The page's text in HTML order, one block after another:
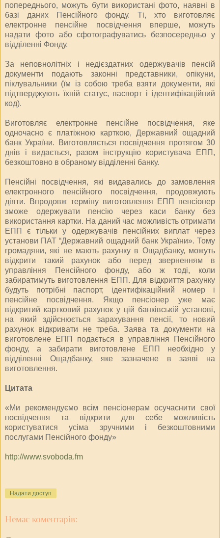
попереднього, можуть бути використані фото, наявні в
базі даних Пенсійного фонду. Ті, хто виготовляє
електронне пенсійне посвідчення вперше, можуть
надати фото або сфотографуватись безпосередньо у
відділенні Фонду.
За неповнолітніх і недієздатних одержувачів пенсій
документи подають законні представники, опікуни,
піклувальники (їм із собою треба взяти документи, які
підтверджують їхній статус, паспорт і ідентифікаційний
код).
Виготовляє електронне пенсійне посвідчення, яке
одночасно є платіжною карткою, Державний ощадний
банк України. Виготовляється посвідчення протягом 30
днів і видається, разом інструкцію користувача ЕПП,
безкоштовно в обраному відділенні банку.
Пенсійні посвідчення, які видавались до замовлення
електронного пенсійного посвідчення, продовжують
діяти. Впродовж терміну виготовлення ЕПП пенсіонер
зможе одержувати пенсію через каси банку без
використання картки. На даний час можливість отримати
ЕПП є тільки у одержувачів пенсійних виплат через
установи ПАТ “Державний ощадний банк України». Тому
громадяни, які не мають рахунку в Ощадбанку, можуть
відкрити такий рахунок або перед зверненням в
управління Пенсійного фонду, або ж тоді, коли
забиратимуть виготовлення ЕПП. Для відкриття рахунку
будуть потрібні паспорт, ідентифікаційний номер і
пенсійне посвідчення. Якщо пенсіонер уже має
відкритий картковий рахунок у цій банківській установі,
на який здійснюється зарахування пенсії, то новий
рахунок відкривати не треба. Заява та документи на
виготовлене ЕПП подається в управління Пенсійного
фонду, а забирати виготовлене ЕПП необхідно у
відділенні Ощадбанку, яке зазначене в заяві на
виготовлення.
Цитата
«Ми рекомендуємо всім пенсіонерам осучаснити свої
посвідчення та відкрити для себе можливість
користуватися усіма зручними і безкоштовними
послугами Пенсійного фонду»
http://www.svoboda.fm
Надати доступ
Немає коментарів: